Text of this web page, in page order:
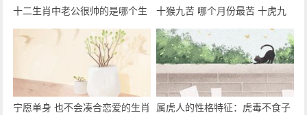
十二生肖中老公很帅的是哪个生
十猴九苦 哪个月份最苦 十虎九
苦 哪个月份最苦
宁愿单身 也不会凑合恋爱的生肖 属虎人的性格特征：虎毒不食子